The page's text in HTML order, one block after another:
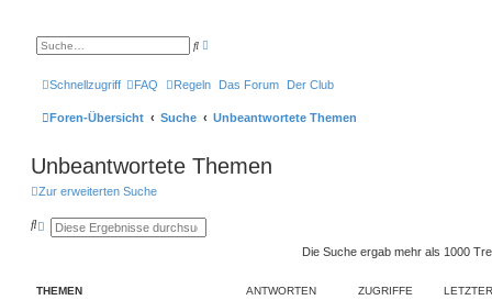
S
h
e i
e
S
u
Schnellzugriff FAQ Regeln Das Forum Der Club
Foren-Übersicht Suche Unbeantwortete Themen
Unbeantwortete Themen
Zur erweiterten Suche
S E
t
Die Suche ergab mehr als 1000
THEMEN ANTWORTEN ZUGRIFFE